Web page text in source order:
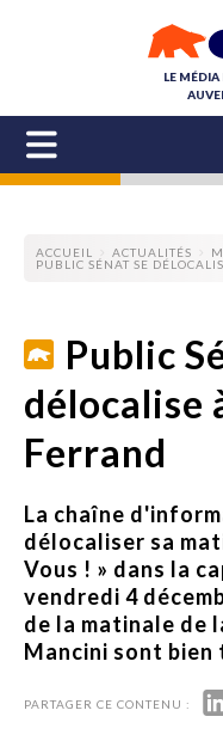
LE
ACCUEIL ACTUALITÉS
PUBLIC SÉNAT SE
Public
délocalise
Ferrand
La chaîne
délocaliser sa
Vous ! » dans la
vendredi 4
de la matinale de
Mancini sont
PARTAGER CE CONTENU :